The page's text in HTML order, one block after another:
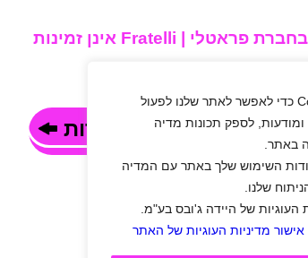
אנו משתמשים בקובצי Cookie כדי לאפשר לאתר שלנו לפעול
לספק תכונות מדיה
באתר.
השימוש שלך באתר עם המדיה
שלנו.
העוגיות של היידה ג'ובס בע"מ.
אישור מדיניות העוגיות של האתר
משרות פנויות בחברת פראטלי | Fratelli אינן זמינות
לצפות במשרות אחרות